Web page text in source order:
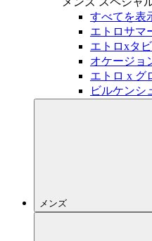
すべてを表
エトロサマ
エトロxタ
オケージョ
エトロ x グ
ビルケンシ
メンズ